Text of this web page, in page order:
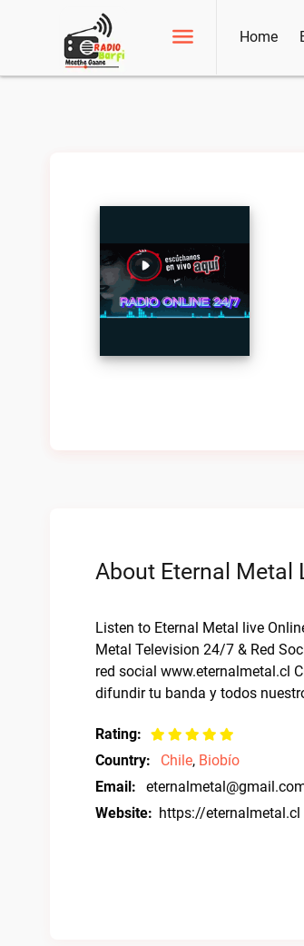
Home
About Eternal Metal
Listen to Eternal Metal live
Metal Television 24/7 & Red
red social www.eternalmetal.cl
difundir tu banda y todos
Rating:
Country:
Chile, Biobío
Email:
Website: https://eternalmetal.cl